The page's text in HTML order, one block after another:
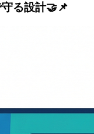
る設計🤝📌